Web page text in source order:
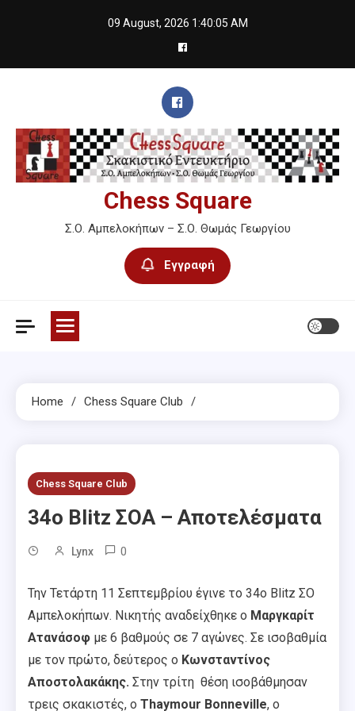
09 August, 2026 1:40:06 AM
Chess Square
Σ.Ο. Αμπελοκήπων – Σ.Ο. Θωμάς Γεωργίου
Εγγραφή
Home Chess Square Club
Chess Square Club
34o Blitz ΣΟΑ – Αποτελέσματα
Lynx 0
Την Τετάρτη 11 Σεπτεμβρίου έγινε το 34ο Blitz ΣΟ
Αμπελοκήπων. Νικητής αναδείχθηκε ο Μαργκαρίτ
Ατανάσοφ με 6 βαθμούς σε 7 αγώνες. Σε ισοβαθμία
με τον πρώτο, δεύτερος ο Κωνσταντίνος
Αποστολακάκης. Στην τρίτη θέση ισοβάθμησαν
τρεις σκακιστές, ο Thaymour Bonneville, o